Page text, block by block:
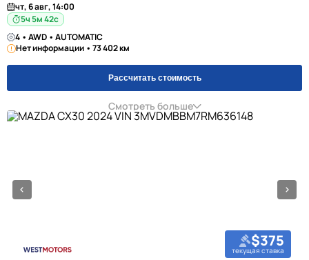
чт, 6 авг, 14:00
5ч 5м 42с
4 • AWD • AUTOMATIC
Нет информации • 73 402 км
Рассчитать стоимость
Смотреть больше
$375
текущая ставка